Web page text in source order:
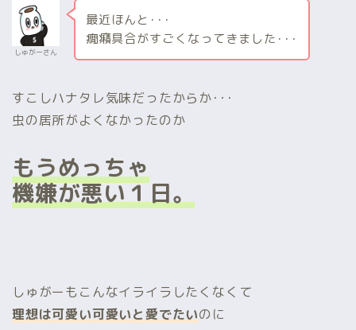
しゅがーさん
最近ほんと･･･
癇癪具合がすごくなってきました･･･
すこしハナタレ気味だったからか･･･
虫の居所がよくなかったのか
もうめっちゃ
機嫌が悪い１日。
しゅがーもこんなイライラしたくなくて
理想は可愛い可愛いと愛でたいのに